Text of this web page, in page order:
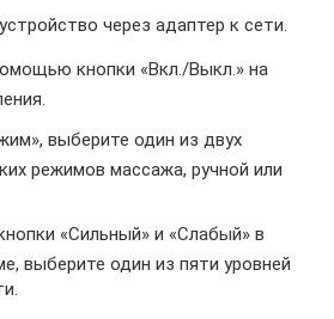
через адаптер к сети.
кнопки «Вкл./Выкл.» на
выберите один из двух
режимов массажа, ручной или
«Сильный» и «Слабый» в
выберите один из пяти уровней